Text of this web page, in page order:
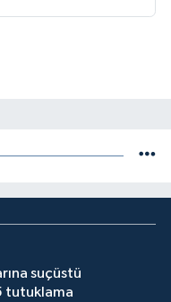
suçüstü
tutuklama